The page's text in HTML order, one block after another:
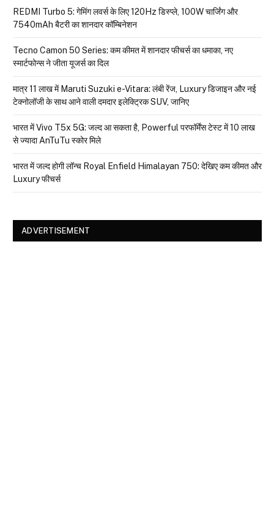
REDMI Turbo 5: गेमिंग लवर्स के लिए 120Hz डिस्प्ले, 100W चार्जिंग और
7540mAh बैटरी का शानदार कॉम्बिनेशन
Tecno Camon 50 Series: कम कीमत में शानदार फीचर्स का धमाका, नए
स्मार्टफोन्स ने जीता यूजर्स का दिल
मात्र ₹11 लाख में Maruti Suzuki e-Vitara: लंबी रेंज, Luxury डिजाइन और नई
टेक्नोलॉजी के साथ आने वाली दमदार इलेक्ट्रिक SUV, जानिए
भारत में Vivo T5x 5G: जल्द आ सकता है, Powerful परफॉर्मेंस टेस्ट में 10 लाख
से ज्यादा AnTuTu स्कोर मिले
भारत में जल्द होगी लॉन्च Royal Enfield Himalayan 750: देखिए कम कीमत और
Luxury फीचर्स
ADVERTISEMENT